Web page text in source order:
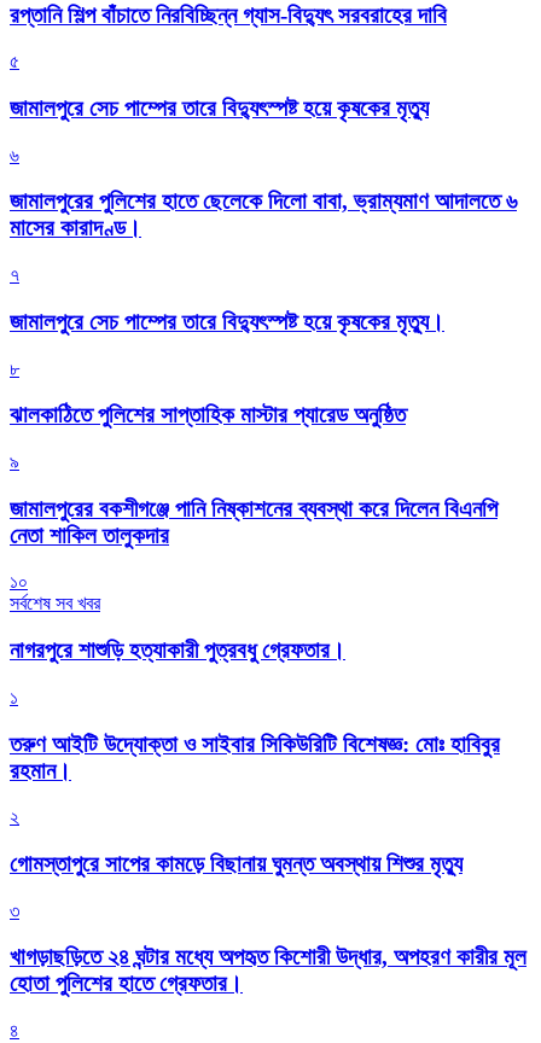
রপ্তানি শিল্প বাঁচাতে নিরবিচ্ছিন্ন গ্যাস-বিদ্যুৎ সরবরাহের দাবি
৫
জামালপুরে সেচ পাম্পের তারে বিদ্যুৎস্পষ্ট হয়ে কৃষকের মৃত্যু
৬
জামালপুরের পুলিশের হাতে ছেলেকে দিলো বাবা, ভ্রাম্যমাণ আদালতে ৬
মাসের কারাদণ্ড।
৭
জামালপুরে সেচ পাম্পের তারে বিদ্যুৎস্পষ্ট হয়ে কৃষকের মৃত্যু।
৮
‎ঝালকাঠিতে পুলিশের সাপ্তাহিক মাস্টার প্যারেড অনুষ্ঠিত
৯
জামালপুরের বকশীগঞ্জে পানি নিষ্কাশনের ব্যবস্থা করে দিলেন বিএনপি
নেতা শাকিল তালুকদার
১০
সর্বশেষ সব খবর
নাগরপুরে শাশুড়ি হত্যাকারী পুত্রবধু গ্রেফতার।
১
তরুণ আইটি উদ্যোক্তা ও সাইবার সিকিউরিটি বিশেষজ্ঞ: মোঃ হাবিবুর
রহমান।
২
গোমস্তাপুরে সাপের কামড়ে বিছানায় ঘুমন্ত অবস্থায় শিশুর মৃত্যু
৩
খাগড়াছড়িতে ২৪ ঘন্টার মধ্যে অপহৃত কিশোরী উদ্ধার, অপহরণ কারীর মূল
হোতা পুলিশের হাতে গ্রেফতার।
৪